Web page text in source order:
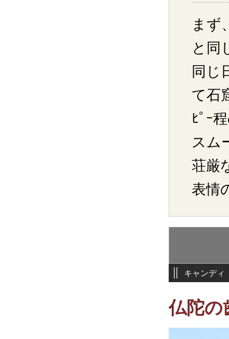
まず
と同
同じ
て石
ﾋﾟｰ
スム
荘厳
表情
キャンディ
仏陀の